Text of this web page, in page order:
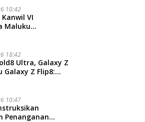
10:42
VI
Maluku
18:42
Ultra, Galaxy Z
Galaxy Z Flip8:
10:47
Penanganan